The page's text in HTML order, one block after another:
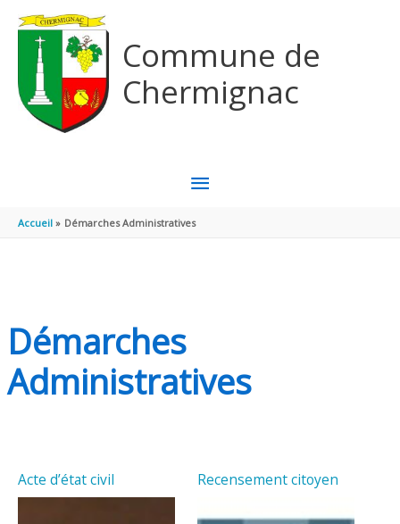
Commune de
Chermignac
MENU
PRINCIPAL
Accueil Démarches Administratives
Démarches
Administratives
Acte d’état civil Recensement citoyen